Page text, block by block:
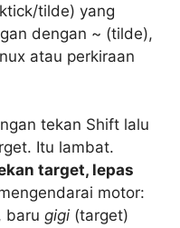
tilde) yang
dengan ~ (tilde),
atau perkiraan
tekan Shift lalu
Itu lambat.
target, lepas
motor:
baru gigi (target)